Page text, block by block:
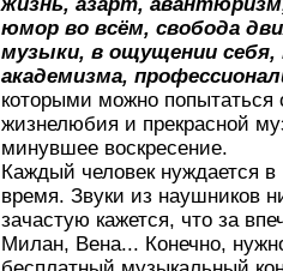
юмор во всём, свобода
музыки, в ощущении
академизма,
которыми можно попытаться
жизнелюбия и прекрасной
минувшее воскресение.
Каждый человек нуждается
время. Звуки из наушников
зачастую кажется, что за
Милан, Вена... Конечно,